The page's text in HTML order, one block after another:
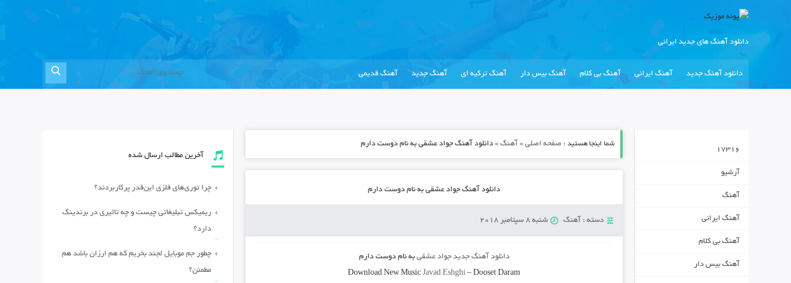
دانلود آهنگ های جدید ایرانی
دانلود آهنگ جدید آهنگ ایرانی آهنگ بی کلام آهنگ بیس دار آهنگ ترکیه ای آهنگ جدید آهنگ قدیمی
شما اینجا هستید : صفحه اصلی» آهنگ» دانلود آهنگ جواد عشقی به نام دوست دارم
دانلود آهنگ جواد عشقی به نام دوست دارم
دسته : آهنگ شنبه 8 سپتامبر 2018
دانلود آهنگ جدید جواد عشقی به نامدوست دارم
Download New MusicJavad Eshghi –Dooset Daram
17316
آرشیو
آهنگ
آهنگ ایرانی
آهنگ بی کلام
آهنگ بیس دار
آخرین مطالب ارسال شده
چرا توری‌های فلزی این‌قدر پرکاربردند؟
ریمیکس تبلیغاتی چیست و چه تاثیری در برندینگ
دارد؟
چطور جم موبایل لجند بخریم که هم ارزان باشد هم
مطمئن؟